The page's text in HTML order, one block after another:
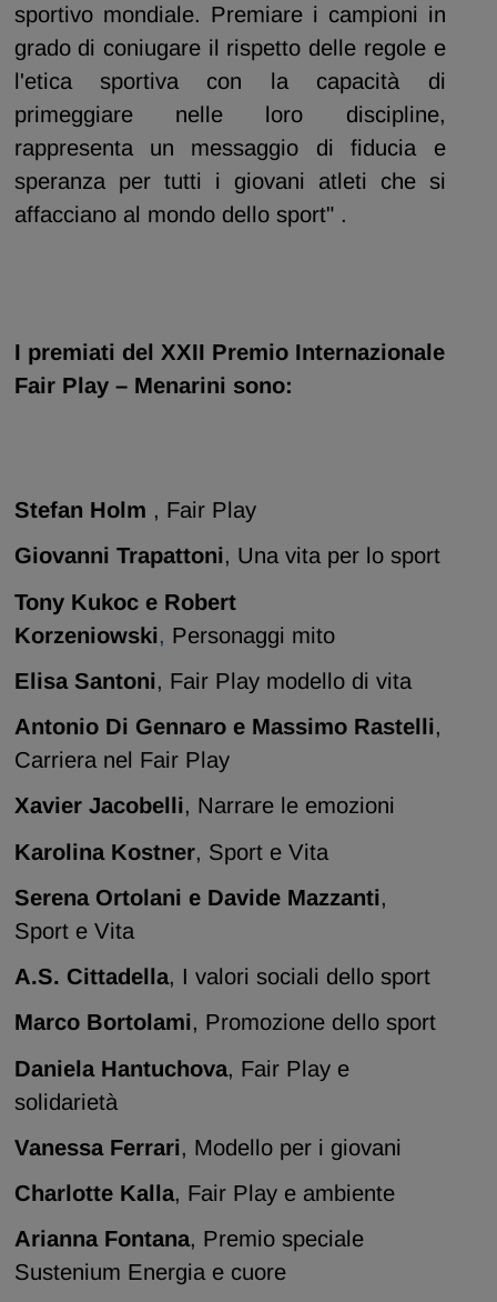
sportivo mondiale. Premiare i campioni in
grado di coniugare il rispetto delle regole e
l'etica sportiva con la capacità di
primeggiare nelle loro discipline,
rappresenta un messaggio di fiducia e
speranza per tutti i giovani atleti che si
affacciano al mondo dello sport" .
I premiati del XXII Premio Internazionale
Fair Play – Menarini sono:
Stefan Holm , Fair Play
Giovanni Trapattoni, Una vita per lo sport
Tony Kukoc e Robert
Korzeniowski, Personaggi mito
Elisa Santoni, Fair Play modello di vita
Antonio Di Gennaro e Massimo Rastelli,
Carriera nel Fair Play
Xavier Jacobelli, Narrare le emozioni
Karolina Kostner, Sport e Vita
Serena Ortolani e Davide Mazzanti,
Sport e Vita
A.S. Cittadella, I valori sociali dello sport
Marco Bortolami, Promozione dello sport
Daniela Hantuchova, Fair Play e
solidarietà
Vanessa Ferrari, Modello per i giovani
Charlotte Kalla, Fair Play e ambiente
Arianna Fontana, Premio speciale
Sustenium Energia e cuore